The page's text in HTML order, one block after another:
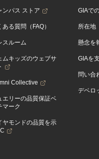
ンパス ストア
ある質問（FAQ）
スルーム
ムキッズのウェブサ
Collective
エリーの品質保証ベ
マーク
ヤモンドの品質を示
GIAで
所在地
懸念を
GIAを
問い合
デベロ